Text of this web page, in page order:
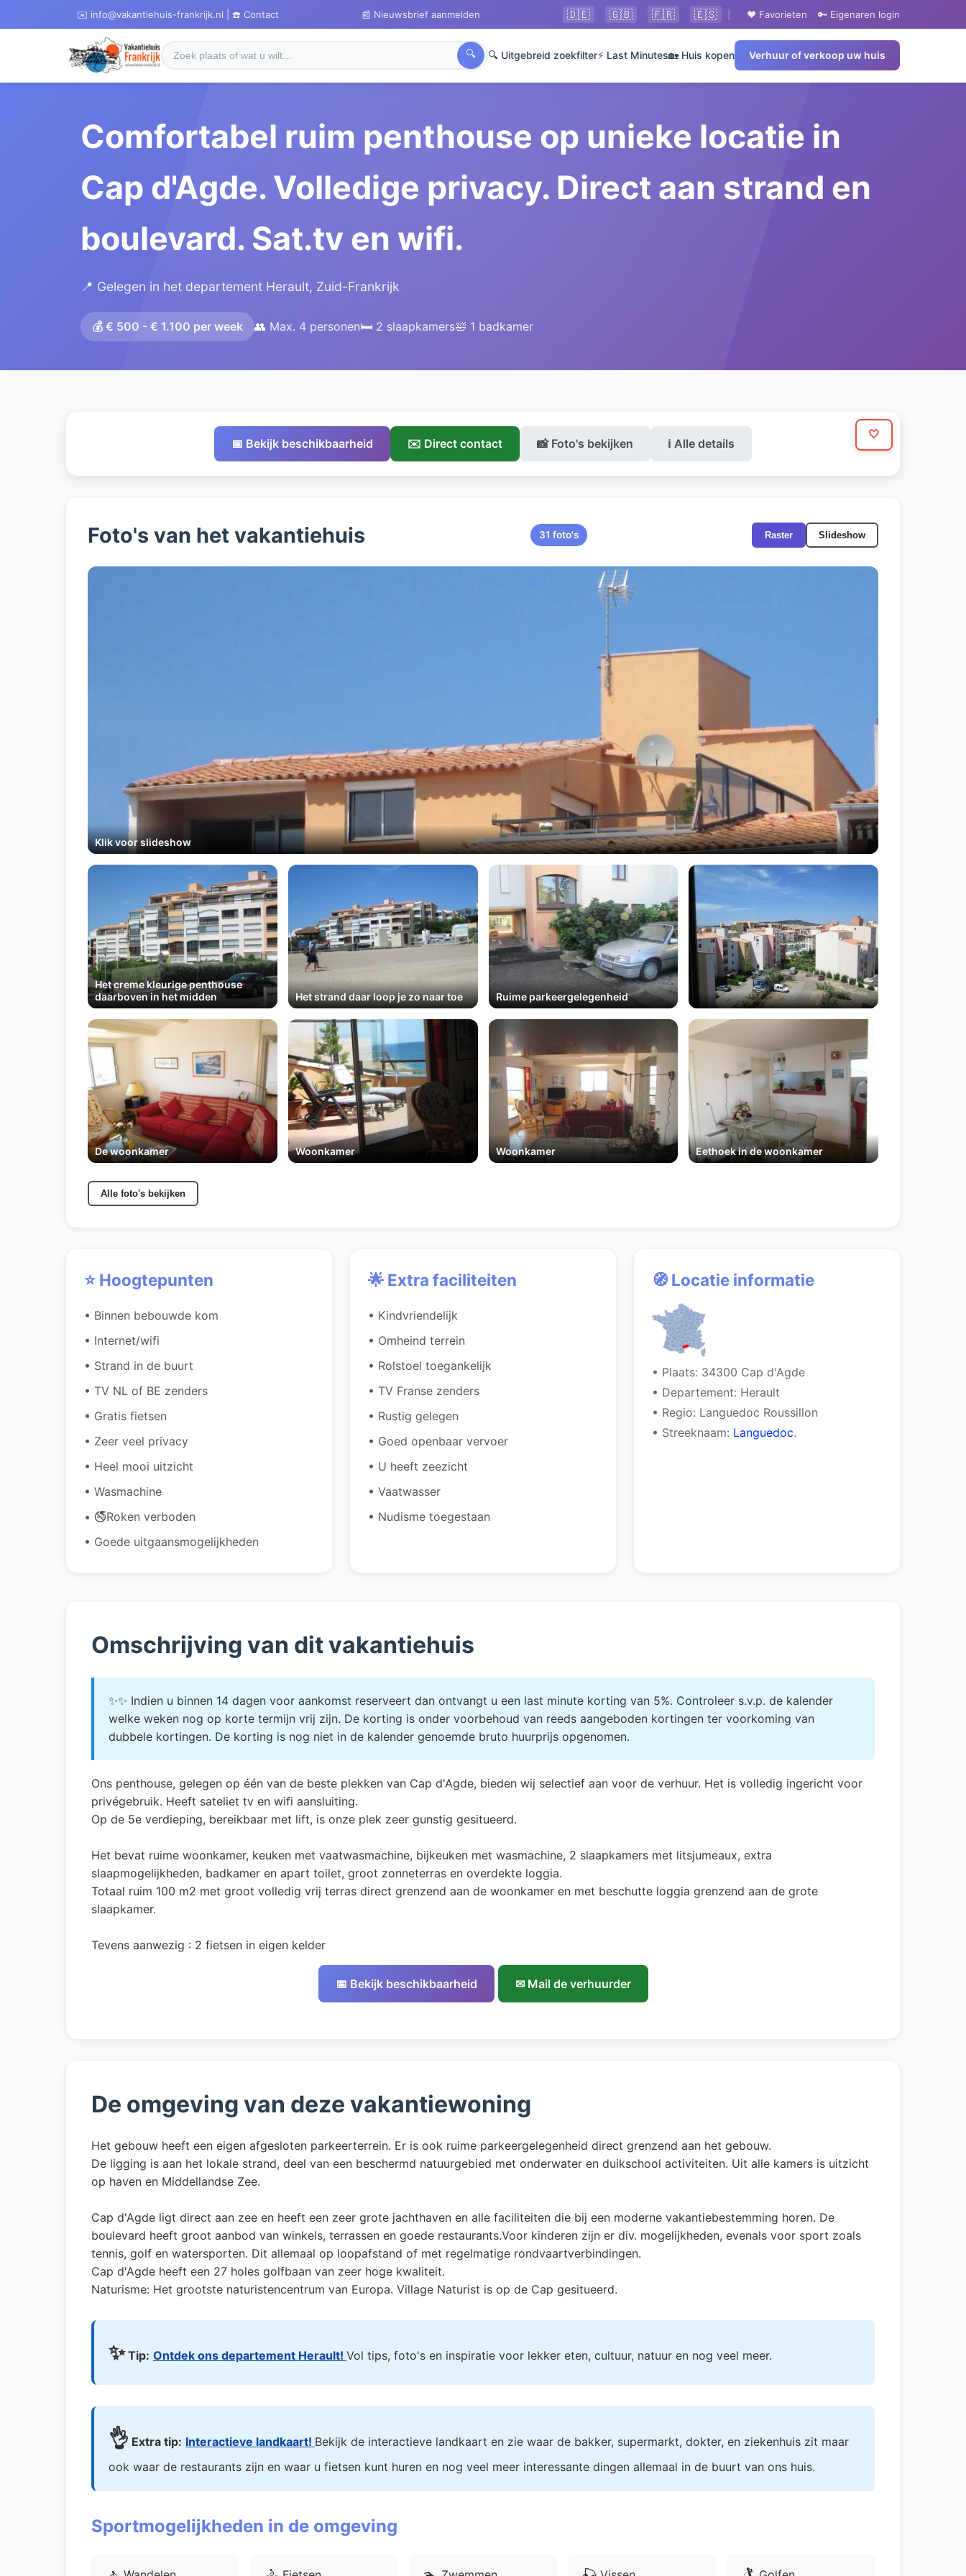
✉️ info@vakantiehuis-frankrijk.nl | ☎️ Contact 📰 Nieuwsbrief aanmelden 🇩🇪 🇬🇧 🇫🇷 🇪🇸 ❤️ Favorieten 🔑 Eigenaren login
🔍 🔍 Uitgebreid zoekfilter⚡ Last Minutes🏡 Huis kopen Verhuur of verkoop uw huis
Comfortabel ruim penthouse op unieke locatie in
Cap d'Agde. Volledige privacy. Direct aan strand en
boulevard. Sat.tv en wifi.
📍 Gelegen in het departement Herault, Zuid-Frankrijk
💰 € 500 - € 1.100 per week 👥 Max. 4 personen🛏️ 2 slaapkamers🛀 1 badkamer
📅 Bekijk beschikbaarheid ✉️ Direct contact 📸 Foto's bekijken ℹ️ Alle details
🤍
Foto's van het vakantiehuis 31 foto's Raster Slideshow
Klik voor slideshow
Het creme kleurige penthouse
daarboven in het midden
Het strand daar loop je zo naar toe Ruime parkeergelegenheid
De woonkamer Woonkamer Woonkamer Eethoek in de woonkamer
Alle foto's bekijken
⭐ Hoogtepunten
• Binnen bebouwde kom
• Internet/wifi
• Strand in de buurt
• TV NL of BE zenders
• Gratis fietsen
• Zeer veel privacy
• Heel mooi uitzicht
• Wasmachine
• 🚭Roken verboden
• Goede uitgaansmogelijkheden
🌟 Extra faciliteiten
• Kindvriendelijk
• Omheind terrein
• Rolstoel toegankelijk
• TV Franse zenders
• Rustig gelegen
• Goed openbaar vervoer
• U heeft zeezicht
• Vaatwasser
• Nudisme toegestaan
🧭 Locatie informatie
• Plaats: 34300 Cap d'Agde
• Departement: Herault
• Regio: Languedoc Roussillon
• Streeknaam: Languedoc.
Omschrijving van dit vakantiehuis
✨✨ Indien u binnen 14 dagen voor aankomst reserveert dan ontvangt u een last minute korting van 5%. Controleer s.v.p. de kalender
welke weken nog op korte termijn vrij zijn. De korting is onder voorbehoud van reeds aangeboden kortingen ter voorkoming van
dubbele kortingen. De korting is nog niet in de kalender genoemde bruto huurprijs opgenomen.
Ons penthouse, gelegen op één van de beste plekken van Cap d'Agde, bieden wij selectief aan voor de verhuur. Het is volledig ingericht voor
privégebruik. Heeft sateliet tv en wifi aansluiting.
Op de 5e verdieping, bereikbaar met lift, is onze plek zeer gunstig gesitueerd.
Het bevat ruime woonkamer, keuken met vaatwasmachine, bijkeuken met wasmachine, 2 slaapkamers met litsjumeaux, extra
slaapmogelijkheden, badkamer en apart toilet, groot zonneterras en overdekte loggia.
Totaal ruim 100 m2 met groot volledig vrij terras direct grenzend aan de woonkamer en met beschutte loggia grenzend aan de grote
slaapkamer.
Tevens aanwezig : 2 fietsen in eigen kelder
📅 Bekijk beschikbaarheid ✉ Mail de verhuurder
De omgeving van deze vakantiewoning
Het gebouw heeft een eigen afgesloten parkeerterrein. Er is ook ruime parkeergelegenheid direct grenzend aan het gebouw.
De ligging is aan het lokale strand, deel van een beschermd natuurgebied met onderwater en duikschool activiteiten. Uit alle kamers is uitzicht
op haven en Middellandse Zee.
Cap d'Agde ligt direct aan zee en heeft een zeer grote jachthaven en alle faciliteiten die bij een moderne vakantiebestemming horen. De
boulevard heeft groot aanbod van winkels, terrassen en goede restaurants.Voor kinderen zijn er div. mogelijkheden, evenals voor sport zoals
tennis, golf en watersporten. Dit allemaal op loopafstand of met regelmatige rondvaartverbindingen.
Cap d'Agde heeft een 27 holes golfbaan van zeer hoge kwaliteit.
Naturisme: Het grootste naturistencentrum van Europa. Village Naturist is op de Cap gesitueerd.
✨Tip: Ontdek ons departement Herault! Vol tips, foto's en inspiratie voor lekker eten, cultuur, natuur en nog veel meer.
👌 Extra tip: Interactieve landkaart! Bekijk de interactieve landkaart en zie waar de bakker, supermarkt, dokter, en ziekenhuis zit maar
ook waar de restaurants zijn en waar u fietsen kunt huren en nog veel meer interessante dingen allemaal in de buurt van ons huis.
Sportmogelijkheden in de omgeving